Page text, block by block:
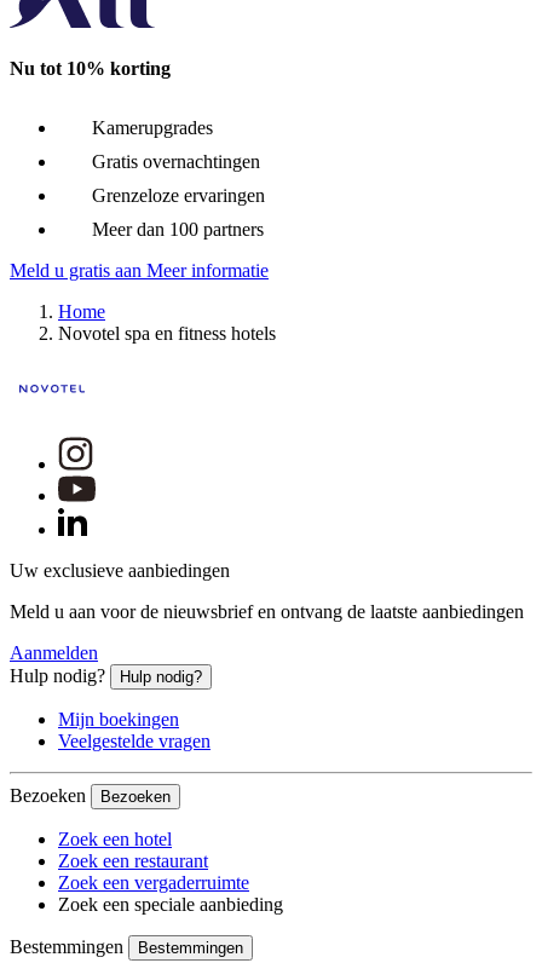
Novotel Phuket Kata Avista Resort and Spa kijkt uit over de
Rome, Italië
Het Novotel Roma Eur hotel, omgeven door een prachtige
Shanghai, China
Het Novotel Shanghai Hongqiao ligt in het hart de zakenwijk
Novotel Taiping Perak
Taiping, Maleisië
Het Novotel Taping Maleisië is strategisch gelegen in het hart
Novotel Madrid Center
Madrid, Spanje
Onze accommodatie in de exclusieve wijk Salamanca heeft
Novotel Phnom Penh BKK 1
Phnom-Penh, Cambodja
Deel zelf uw eigen tijd in bij Novotel Phnom Penh BKK 1,
Nu tot 10% korting
Kamerupgrades
Gratis overnachtingen
Grenzeloze ervaringen
Meer dan 100 partners
Meld u gratis aan Meer informatie
Home
Novotel spa en fitness hotels
Uw exclusieve aanbiedingen
Meld u aan voor de nieuwsbrief en ontvang de laatste aanbiedingen
Aanmelden
Hulp nodig?
Hulp nodig?
Mijn boekingen
Veelgestelde vragen
Bezoeken Bezoeken
Zoek een hotel
Zoek een restaurant
Zoek een vergaderruimte
Zoek een speciale aanbieding
Bestemmingen Bestemmingen